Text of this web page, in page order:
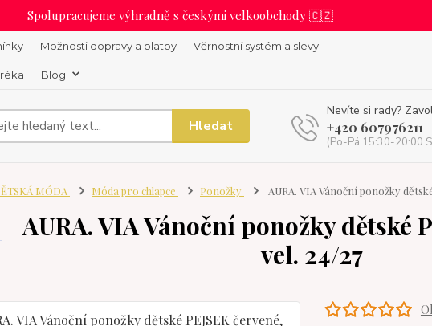
Spolupracujeme výhradně s českými velkoobchody 🇨🇿
Možnosti dopravy a platby Věrnostní systém a slevy
Blog
Hledat
Nevíte si rady?
+420 607976211
(Po-Pá 15:30-20:00
MÓDA Móda pro chlapce Ponožky AURA. VIA Vánoční ponožky
AURA. VIA Vánoční ponožky dětské
vel. 24/27